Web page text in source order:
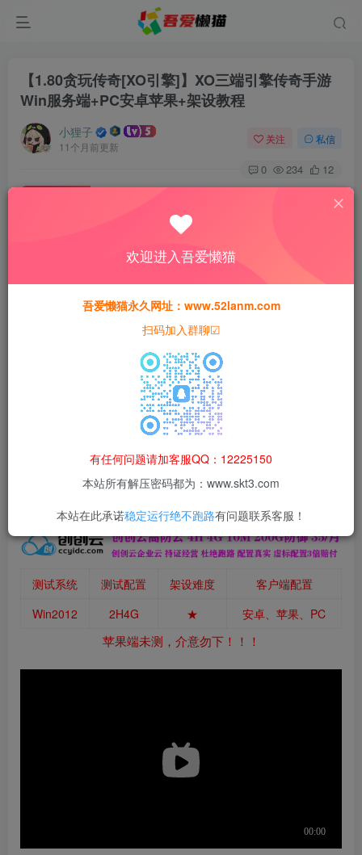
【1.80贪玩传奇[XO引擎]】XO三端引擎传奇手游
Win服务端+PC安卓苹果+架设教程
小狸子
11个月前更新
关注 私信
0 234 12
此内容为付费资源，请付费后查看
猫粮30
黄金会员猫粮15 钻石会员 免费
本站所有资源均为网络收集整理而来，仅供学习研究使用，请在下
载后24h内删除，谢谢合作！
本站资源仅用于学习交流，禁止商业运营与违法、侵权
果由使用者自行承担。
测试系统 测试配置 架设难度
客户端配置
Win2012
2H4G ★ 安卓、苹果、PC
苹果端未测，介意勿下！！！
欢迎进入吾爱懒猫
吾爱懒猫永久网址：www.52lanm.com
扫码加入群聊☑
有任何问题请加客服QQ：12225150
本站所有解压密码都为：www.skt3.com
本站在此承诺稳定运行绝不跑路有问题联系客服！